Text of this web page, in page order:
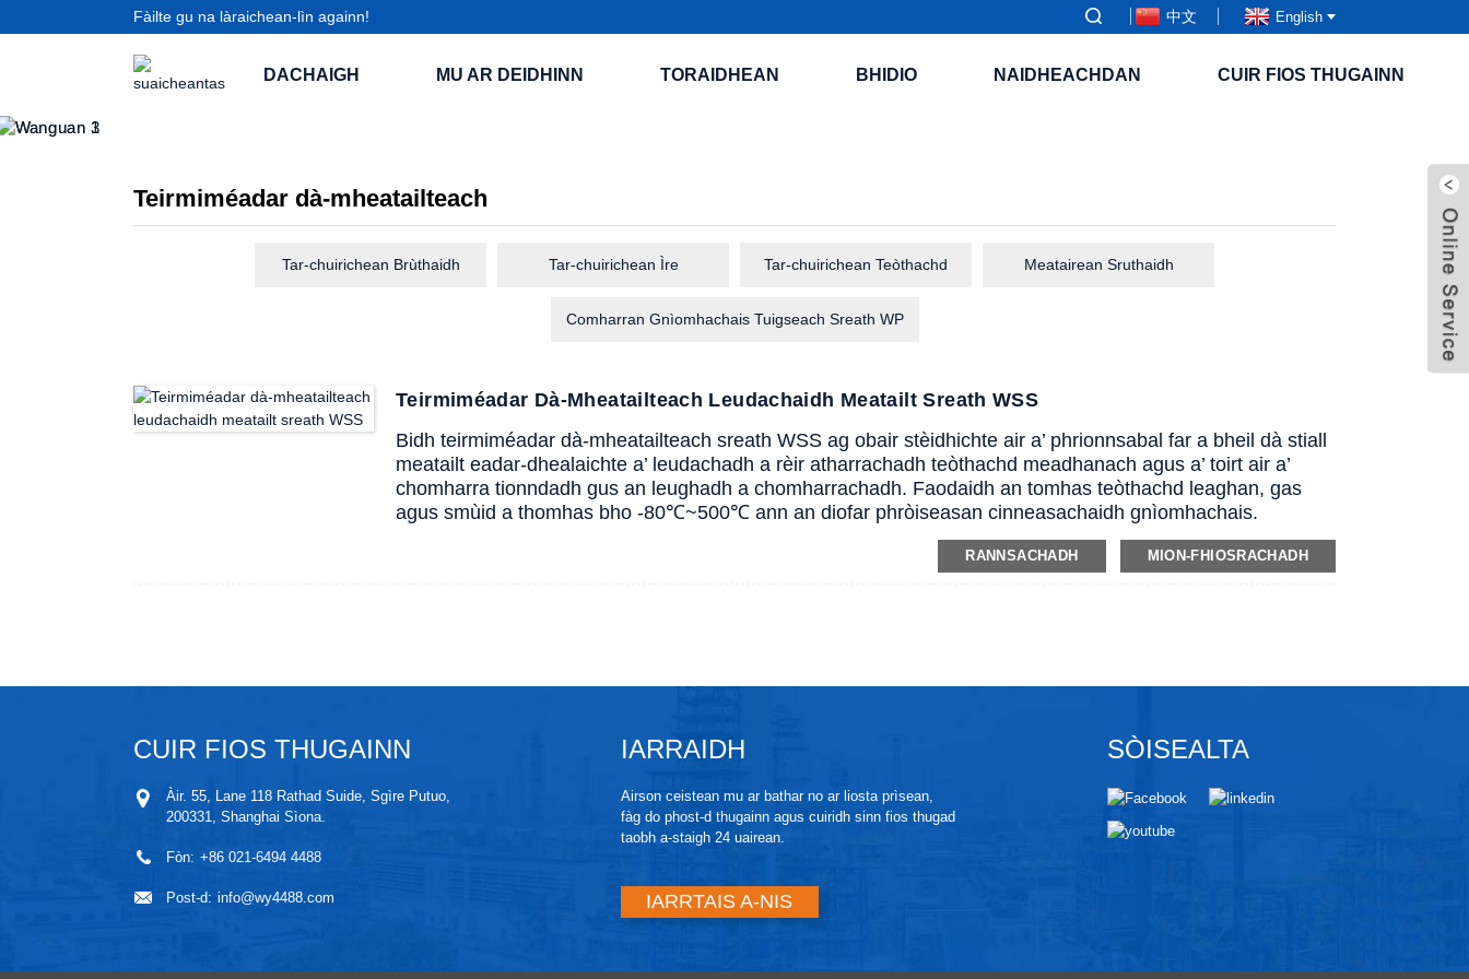
Fàilte gu na làraichean-lìn againn! 中文 English
DACHAIGH MU AR DEIDHINN TORAIDHEAN BHIDIO NAIDHEACHDAN CUIR FIOS THUGAINN
Teirmiméadar dà-mheatailteach
Tar-chuirichean Brùthaidh Tar-chuirichean Ìre Tar-chuirichean Teòthachd Meatairean Sruthaidh
Comharran Gnìomhachais Tuigseach Sreath WP
Teirmiméadar Dà-Mheatailteach Leudachaidh Meatailt Sreath WSS
Bidh teirmiméadar dà-mheatailteach sreath WSS ag obair stèidhichte air a’ phrionnsabal far a bheil dà stiall
meatailt eadar-dhealaichte a’ leudachadh a rèir atharrachadh teòthachd meadhanach agus a’ toirt air a’
chomharra tionndadh gus an leughadh a chomharrachadh. Faodaidh an tomhas teòthachd leaghan, gas
agus smùid a thomhas bho -80℃~500℃ ann an diofar phròiseasan cinneasachaidh gnìomhachais.
RANNSACHADH MION-FHIOSRACHADH
CUIR FIOS THUGAINN
Àir. 55, Lane 118 Rathad Suide, Sgìre Putuo,
200331, Shanghai Sìona.
Fòn: +86 021-6494 4488
Post-d: info@wy4488.com
IARRAIDH
Airson ceistean mu ar bathar no ar liosta prìsean,
fàg do phost-d thugainn agus cuiridh sinn fios thugad
taobh a-staigh 24 uairean.
IARRTAIS A-NIS
SÒISEALTA